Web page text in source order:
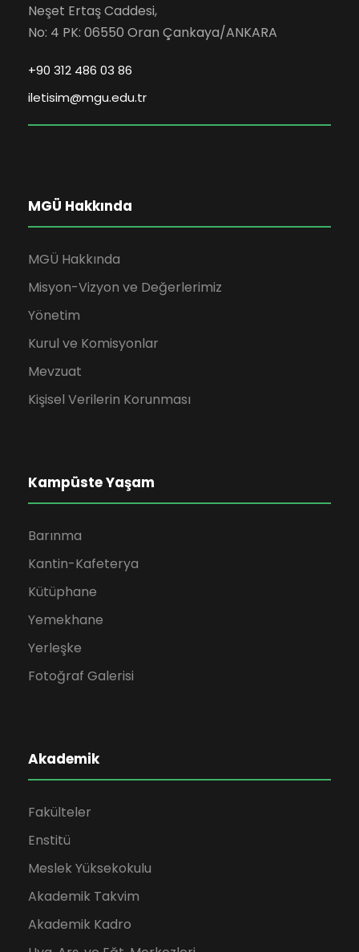
Neşet Ertaş Caddesi,
No: 4 PK: 06550 Oran Çankaya/ANKARA
+90 312 486 03 86
iletisim@mgu.edu.tr
MGÜ Hakkında
MGÜ Hakkında
Misyon-Vizyon ve Değerlerimiz
Yönetim
Kurul ve Komisyonlar
Mevzuat
Kişisel Verilerin Korunması
Kampüste Yaşam
Barınma
Kantin-Kafeterya
Kütüphane
Yemekhane
Yerleşke
Fotoğraf Galerisi
Akademik
Fakülteler
Enstitü
Meslek Yüksekokulu
Akademik Takvim
Akademik Kadro